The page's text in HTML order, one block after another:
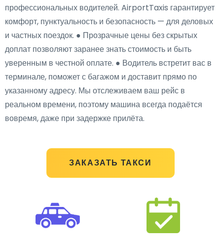
ЗАКАЗАТЬ ТАКСИ
профессиональных водителей. AirportTaxis гарантирует
комфорт, пунктуальность и безопасность — для деловых
и частных поездок. ● Прозрачные цены без скрытых
доплат позволяют заранее знать стоимость и быть
уверенным в честной оплате. ● Водитель встретит вас в
терминале, поможет с багажом и доставит прямо по
указанному адресу. Мы отслеживаем ваш рейс в
реальном времени, поэтому машина всегда подаётся
вовремя, даже при задержке прилёта.